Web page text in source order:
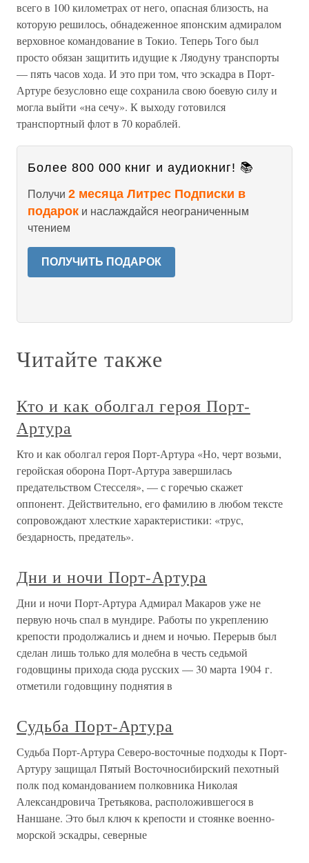
всего в 100 километрах от него, опасная близость, на
которую решилось, обнадеженное японским адмиралом
верховное командование в Токио. Теперь Того был
просто обязан защитить идущие к Ляодуну транспорты
— пять часов хода. И это при том, что эскадра в Порт-
Артуре безусловно еще сохранила свою боевую силу и
могла выйти «на сечу». К выходу готовился
транспортный флот в 70 кораблей.
Более 800 000 книг и аудиокниг! 📚
Получи 2 месяца Литрес Подписки в
подарок и наслаждайся неограниченным
чтением
ПОЛУЧИТЬ ПОДАРОК
Читайте также
Кто и как оболгал героя Порт-
Артура
Кто и как оболгал героя Порт-Артура «Но, черт возьми,
геройская оборона Порт-Артура завершилась
предательством Стесселя», — с горечью скажет
оппонент. Действительно, его фамилию в любом тексте
сопровождают хлесткие характеристики: «трус,
бездарность, предатель».
Дни и ночи Порт-Артура
Дни и ночи Порт-Артура Адмирал Макаров уже не
первую ночь спал в мундире. Работы по укреплению
крепости продолжались и днем и ночью. Перерыв был
сделан лишь только для молебна в честь седьмой
годовщины прихода сюда русских — 30 марта 1904 г.
отметили годовщину поднятия в
Судьба Порт-Артура
Судьба Порт-Артура Северо-восточные подходы к Порт-
Артуру защищал Пятый Восточносибирский пехотный
полк под командованием полковника Николая
Александровича Третьякова, расположившегося в
Наншане. Это был ключ к крепости и стоянке военно-
морской эскадры, северные